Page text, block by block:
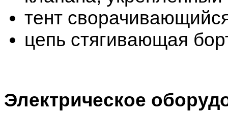
тент
цепь стягивающая
Электрическое